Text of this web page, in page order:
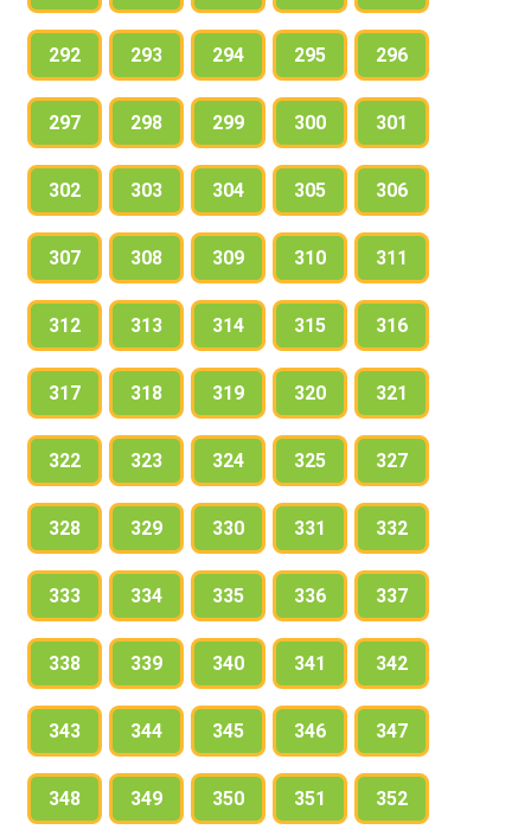
292 293 294 295 296
297 298 299 300 301
302 303 304 305 306
307 308 309 310 311
312 313 314 315 316
317 318 319 320 321
322 323 324 325 327
328 329 330 331 332
333 334 335 336 337
338 339 340 341 342
343 344 345 346 347
348 349 350 351 352